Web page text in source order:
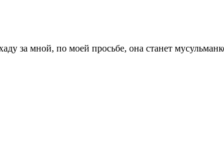
за мной, по моей просьбе, она станет